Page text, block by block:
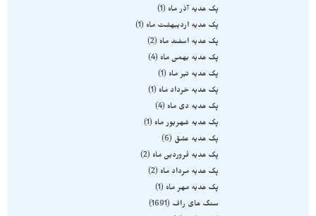
پک هدیه آذر ماه
1
پک هدیه اردیبهشت ماه
1
پک هدیه اسفند ماه
2
پک هدیه بهمن ماه
4
پک هدیه تیر ماه
1
پک هدیه خرداد ماه
1
پک هدیه دی ماه
4
پک هدیه شهریور ماه
1
پک هدیه عشق
6
پک هدیه فروردین ماه
2
پک هدیه مرداد ماه
2
پک هدیه مهر ماه
1
سنگ های راف
1691